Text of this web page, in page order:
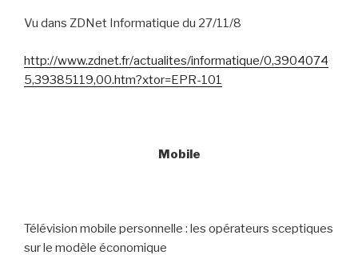
Vu dans ZDNet Informatique du 27/11/8
http://www.zdnet.fr/actualites/informatique/0,3904074
5,39385119,00.htm?xtor=EPR-101
Mobile
Télévision mobile personnelle : les opérateurs sceptiques
sur le modèle économique